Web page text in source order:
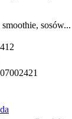
sosów...